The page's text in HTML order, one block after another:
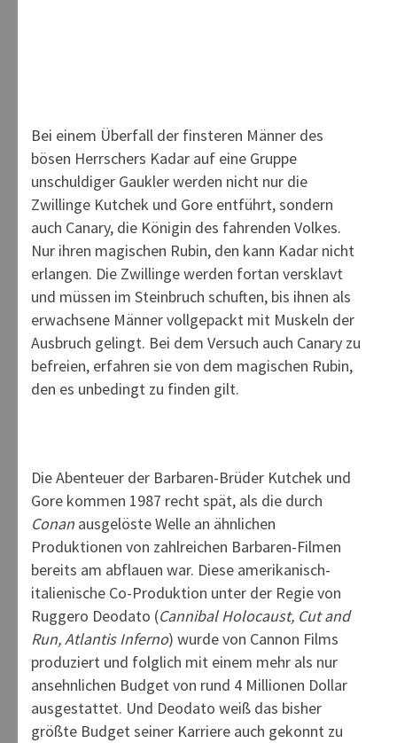
Bei einem Überfall der finsteren Männer des
bösen Herrschers Kadar auf eine Gruppe
unschuldiger Gaukler werden nicht nur die
Zwillinge Kutchek und Gore entführt, sondern
auch Canary, die Königin des fahrenden Volkes.
Nur ihren magischen Rubin, den kann Kadar nicht
erlangen. Die Zwillinge werden fortan versklavt
und müssen im Steinbruch schuften, bis ihnen als
erwachsene Männer vollgepackt mit Muskeln der
Ausbruch gelingt. Bei dem Versuch auch Canary zu
befreien, erfahren sie von dem magischen Rubin,
den es unbedingt zu finden gilt.
Die Abenteuer der Barbaren-Brüder Kutchek und
Gore kommen 1987 recht spät, als die durch
Conan ausgelöste Welle an ähnlichen
Produktionen von zahlreichen Barbaren-Filmen
bereits am abflauen war. Diese amerikanisch-
italienische Co-Produktion unter der Regie von
Ruggero Deodato (Cannibal Holocaust, Cut and
Run, Atlantis Inferno) wurde von Cannon Films
produziert und folglich mit einem mehr als nur
ansehnlichen Budget von rund 4 Millionen Dollar
ausgestattet. Und Deodato weiß das bisher
größte Budget seiner Karriere auch gekonnt zu